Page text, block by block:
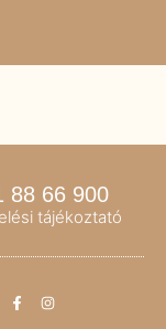
88 66 900
tájékoztató